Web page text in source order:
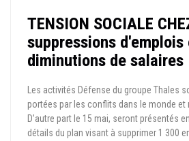
TENSION SOCIALE
suppressions d'emplois
diminutions de salaires
Les activités Défense du groupe Thales
portées par les conflits dans le monde et
D’autre part le 15 mai, seront présentés
détails du plan visant à supprimer 1 300